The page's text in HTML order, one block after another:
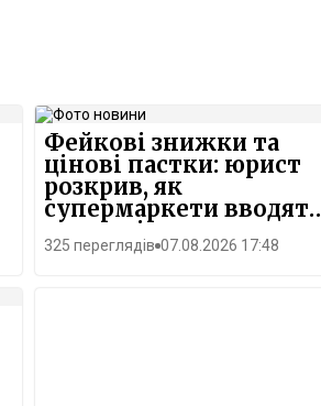
Фейкові знижки та
цінові пастки: юрист
розкрив, як
супермаркети вводять
покупців в оману
325 переглядів 07.08.2026 17:48